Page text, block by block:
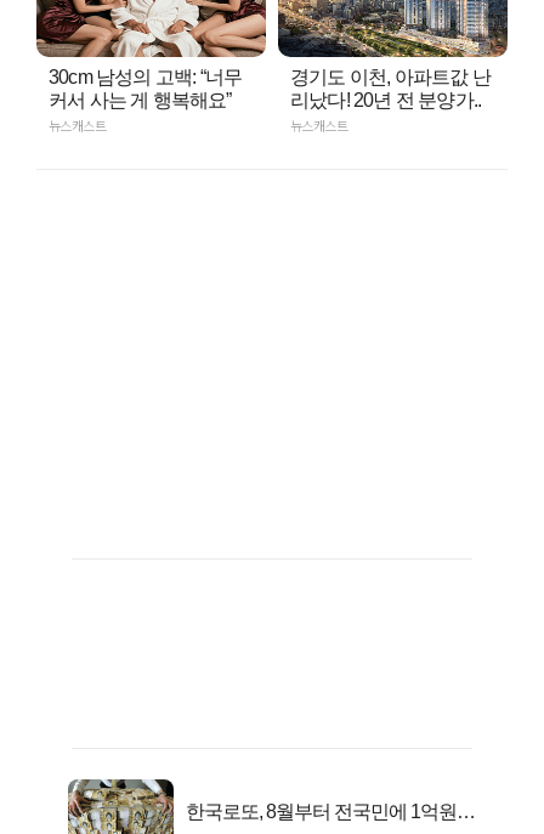
30cm 남성의 고백: “너무
커서 사는 게 행복해요”
뉴스캐스트
경기도 이천, 아파트값 난
리났다! 20년 전 분양가..
뉴스캐스트
한국로또, 8월부터 전국민에 1억원씩